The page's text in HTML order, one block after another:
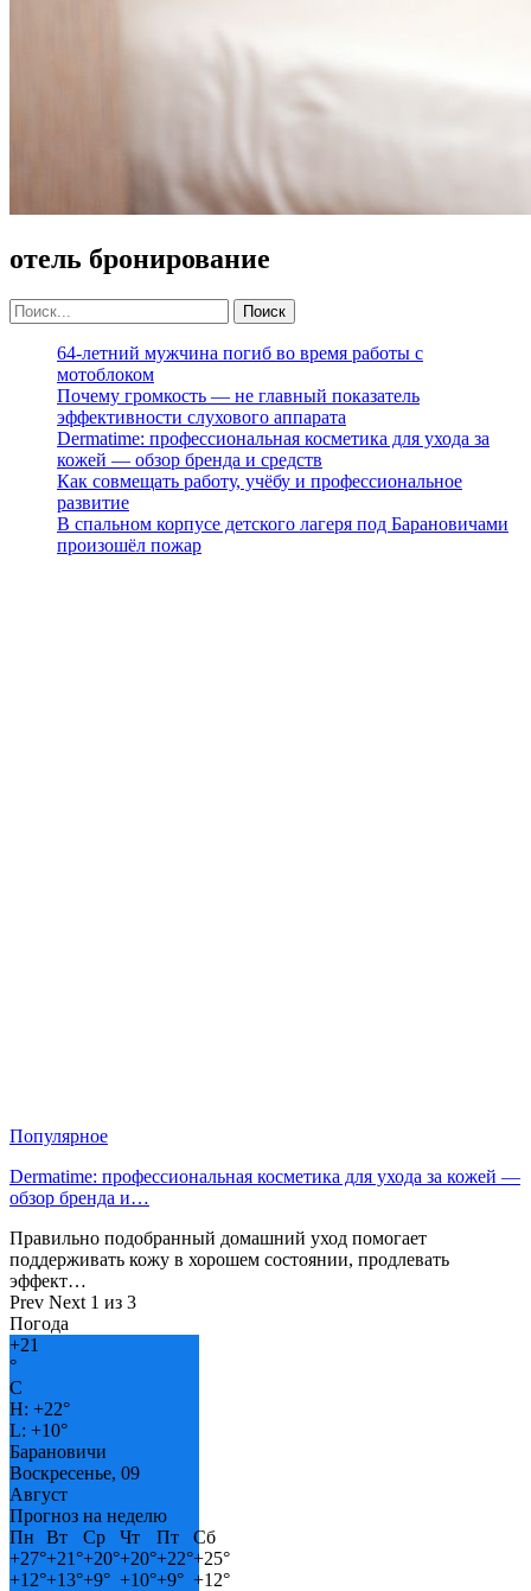
отель бронирование
64-летний мужчина погиб во время работы с
мотоблоком
Почему громкость — не главный показатель
эффективности слухового аппарата
Dermatime: профессиональная косметика для ухода за
кожей — обзор бренда и средств
Как совмещать работу, учёбу и профессиональное
развитие
В спальном корпусе детского лагеря под Барановичами
произошёл пожар
Популярное
Dermatime: профессиональная косметика для ухода за кожей —
обзор бренда и…
Правильно подобранный домашний уход помогает
поддерживать кожу в хорошем состоянии, продлевать
эффект…
Prev Next 1 из 3
Погода
+21
°
C
H: +22°
L: +10°
Барановичи
Воскресенье, 09
Август
Прогноз на неделю
Пн
Вт Ср Чт Пт
Сб
+27°+21°+20°+20°+22°+25°
+12°+13°+9° +10°+9° +12°